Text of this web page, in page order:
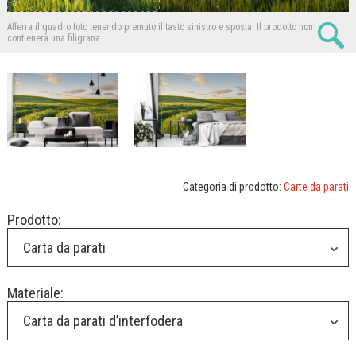
Afferra il quadro foto tenendo premuto il tasto sinistro e sposta.
Il prodotto non
contienerà una filigrana.
Categoria di prodotto: Carte da parati
Prodotto:
Carta da parati
Materiale:
Carta da parati d’interfodera